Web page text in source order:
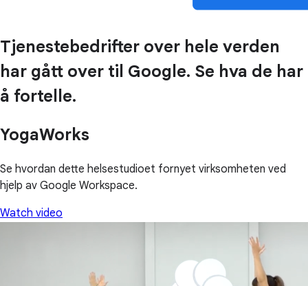
Tjenestebedrifter over hele verden
har gått over til Google. Se hva de har
å fortelle.
YogaWorks
Se hvordan dette helsestudioet fornyet virksomheten ved
hjelp av Google Workspace.
Watch video